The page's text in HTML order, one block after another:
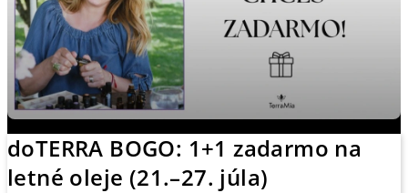
Celým vydaním ťa prevedie téma luxusu a
starostlivosti o seba. Pozri si celý podcast a
vyber si tie svoje augustové novinky.
doTERRA BOGO: 1+1 zadarmo na
letné oleje (21.–27. júla)